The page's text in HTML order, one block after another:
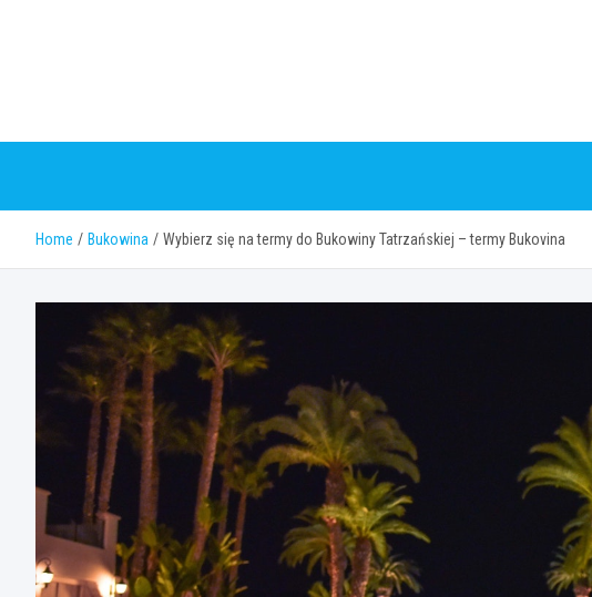
Home Bukowina Wybierz się na termy do Bukowiny Tatrzańskiej – termy Bukovina